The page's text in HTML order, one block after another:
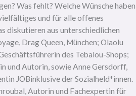
Was fehlt? Welche Wünsche haben
und für alle offenes
diskutieren aus unterschiedlichen
Drag Queen, München; Olaolu
des Tebalou-Shops;
und Autorin, sowie Anne Gersdorff,
JOBinklusive der Sozialheld*innen.
Autorin und Fachexpertin für